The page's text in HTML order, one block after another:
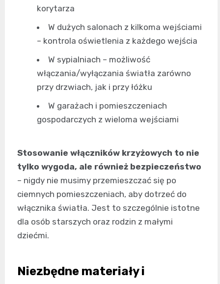
korytarza
W dużych salonach z kilkoma wejściami
– kontrola oświetlenia z każdego wejścia
W sypialniach – możliwość
włączania/wyłączania światła zarówno
przy drzwiach, jak i przy łóżku
W garażach i pomieszczeniach
gospodarczych z wieloma wejściami
Stosowanie włączników krzyżowych to nie
tylko wygoda, ale również bezpieczeństwo
– nigdy nie musimy przemieszczać się po
ciemnych pomieszczeniach, aby dotrzeć do
włącznika światła. Jest to szczególnie istotne
dla osób starszych oraz rodzin z małymi
dziećmi.
Niezbędne materiały i